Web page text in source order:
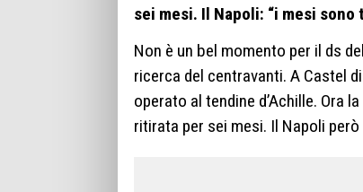
sei mesi. Il Napoli: “i mesi sono
Non è un bel momento per il ds
ricerca del centravanti. A Castel
operato al tendine d’Achille. Ora
ritirata per sei mesi. Il Napoli